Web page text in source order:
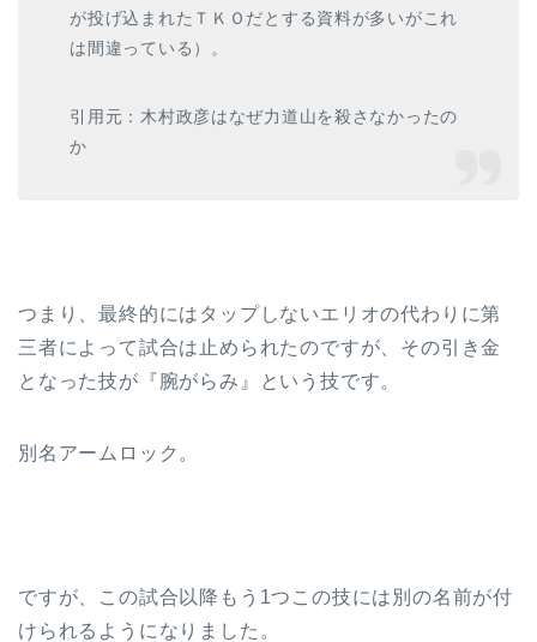
が投げ込まれたＴＫＯだとする資料が多いがこれ
は間違っている）。
引用元：木村政彦はなぜ力道山を殺さなかったの
か
つまり、最終的にはタップしないエリオの代わりに第
三者によって試合は止められたのですが、その引き金
となった技が『腕がらみ』という技です。
別名アームロック。
ですが、この試合以降もう1つこの技には別の名前が付
けられるようになりました。